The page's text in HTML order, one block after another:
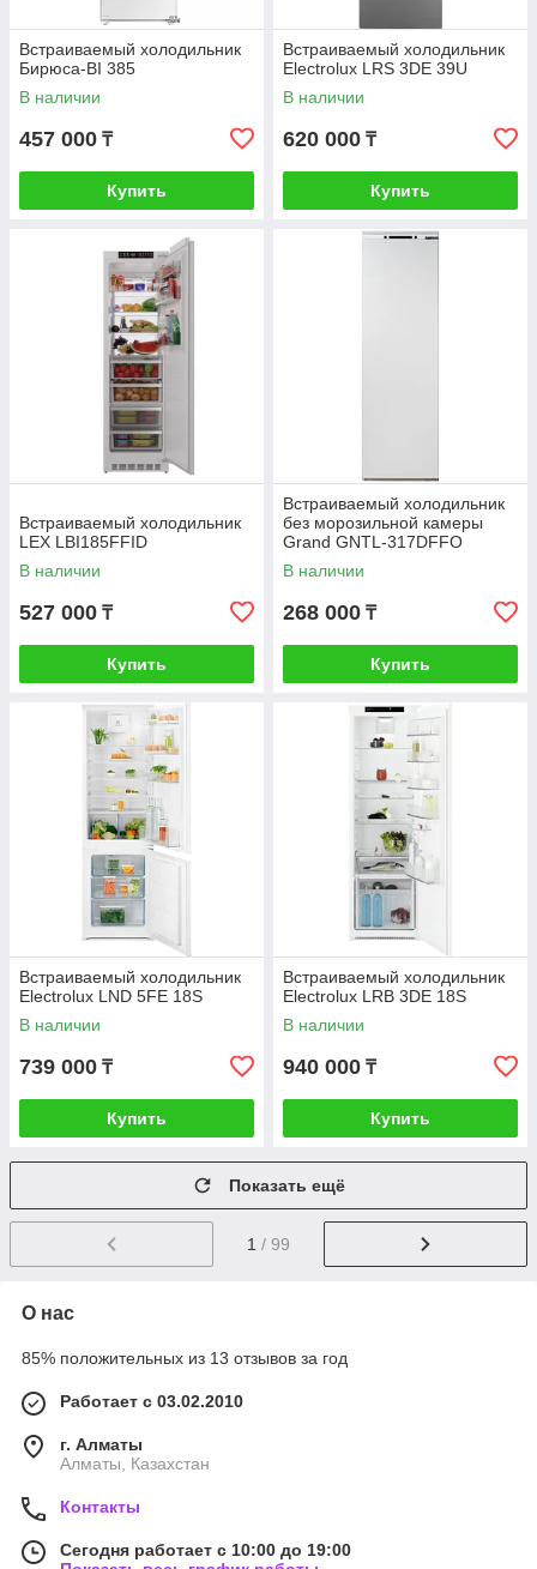
Встраиваемый холодильник
Бирюса-BI 385
В наличии
457 000 ₸
Купить
Встраиваемый холодильник
Electrolux LRS 3DE 39U
В наличии
620 000 ₸
Купить
Встраиваемый холодильник
LEX LBI185FFID
В наличии
527 000 ₸
Купить
Встраиваемый холодильник
без морозильной камеры
Grand GNTL-317DFFO
В наличии
268 000 ₸
Купить
Встраиваемый холодильник
Electrolux LND 5FE 18S
В наличии
739 000 ₸
Купить
Встраиваемый холодильник
Electrolux LRB 3DE 18S
В наличии
940 000 ₸
Купить
Показать ещё
1 / 99
О нас
85% положительных из 13 отзывов за год
Работает с 03.02.2010
г. Алматы
Алматы, Казахстан
Контакты
Сегодня работает с 10:00 до 19:00